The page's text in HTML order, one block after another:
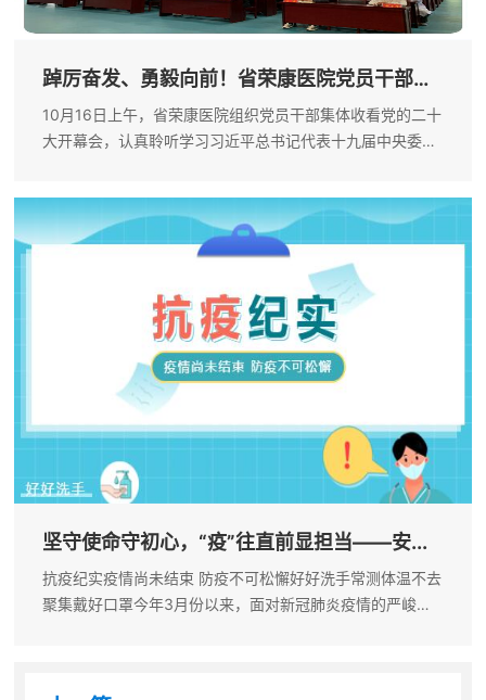
踔厉奋发、勇毅向前！省荣康医院党员干部
10月16日上午，省荣康医院组织党员干部集体收看党的二十
大开幕会，认真聆听学习习近平总书记代表十九届中央委员
振奋人心，既有宏观战略思想，...
坚守使命守初心，“疫”往直前显担当——安...
抗疫纪实疫情尚未结束 防疫不可松懈好好洗手常测体温不去
聚集戴好口罩今年3月份以来，面对新冠肺炎疫情的严峻形